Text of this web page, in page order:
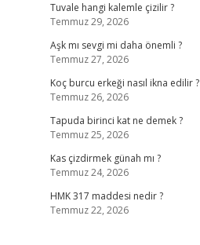
Tuvale hangi kalemle çizilir ?
Temmuz 29, 2026
Aşk mı sevgi mi daha önemli ?
Temmuz 27, 2026
Koç burcu erkeği nasıl ikna edilir ?
Temmuz 26, 2026
Tapuda birinci kat ne demek ?
Temmuz 25, 2026
Kas çizdirmek günah mı ?
Temmuz 24, 2026
HMK 317 maddesi nedir ?
Temmuz 22, 2026